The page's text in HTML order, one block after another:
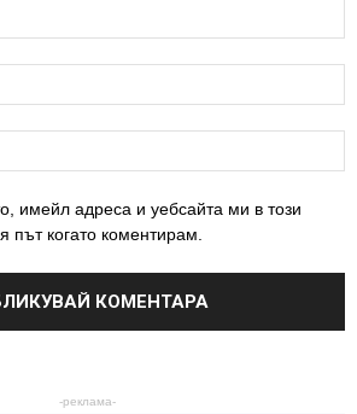
имейл адреса и уебсайта ми в този
път когато коментирам.
-реклама-